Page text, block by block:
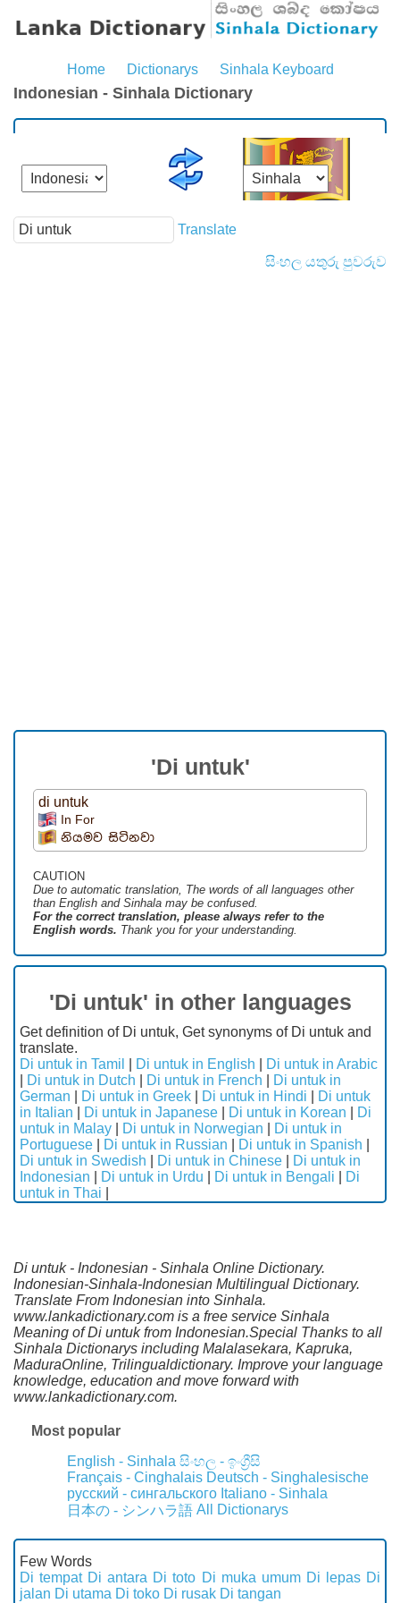
Home Dictionarys Sinhala Keyboard
Indonesian - Sinhala Dictionary
Translate
සිංහල යතුරු පුවරුව
'Di untuk'
di untuk
In For
නියමව සිටිනවා
CAUTION
Due to automatic translation, The words of all languages ​​other
than English and Sinhala may be confused.
For the correct translation, please always refer to the
English words. Thank you for your understanding.
'Di untuk' in other languages
Get definition of Di untuk, Get synonyms of Di untuk and
translate.
Di untuk in Tamil
Di untuk in English
Di untuk in Arabic
Di untuk in Dutch Di untuk in French
Di untuk in
German
Di untuk in Greek Di untuk in Hindi
Di untuk
in Italian
Di untuk in Japanese Di untuk in Korean
Di
untuk in Malay
Di untuk in Norwegian
Di untuk in
Portuguese
Di untuk in Russian Di untuk in Spanish
Di untuk in Swedish
Di untuk in Chinese
Di untuk in
Indonesian
Di untuk in Urdu Di untuk in Bengali
Di
untuk in Thai
Di untuk - Indonesian - Sinhala Online Dictionary.
Indonesian-Sinhala-Indonesian Multilingual Dictionary.
Translate From Indonesian into Sinhala.
www.lankadictionary.com is a free service Sinhala
Meaning of Di untuk from Indonesian.Special Thanks to all
Sinhala Dictionarys including Malalasekara, Kapruka,
MaduraOnline, Trilingualdictionary. Improve your language
knowledge, education and move forward with
www.lankadictionary.com.
Most popular
English - Sinhala සිංහල - ඉංග්‍රීසි
Français - Cinghalais Deutsch - Singhalesische
русский - сингальского Italiano - Sinhala
日本の - シンハラ語 All Dictionarys
Few Words
Di tempat Di antara Di toto Di muka umum Di lepas Di
jalan Di utama Di toko Di rusak Di tangan